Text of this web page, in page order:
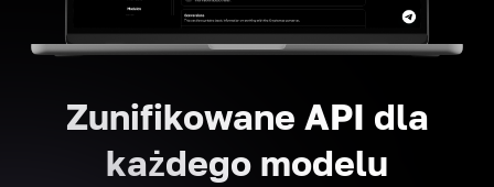
Zunifikowane API dla
każdego modelu